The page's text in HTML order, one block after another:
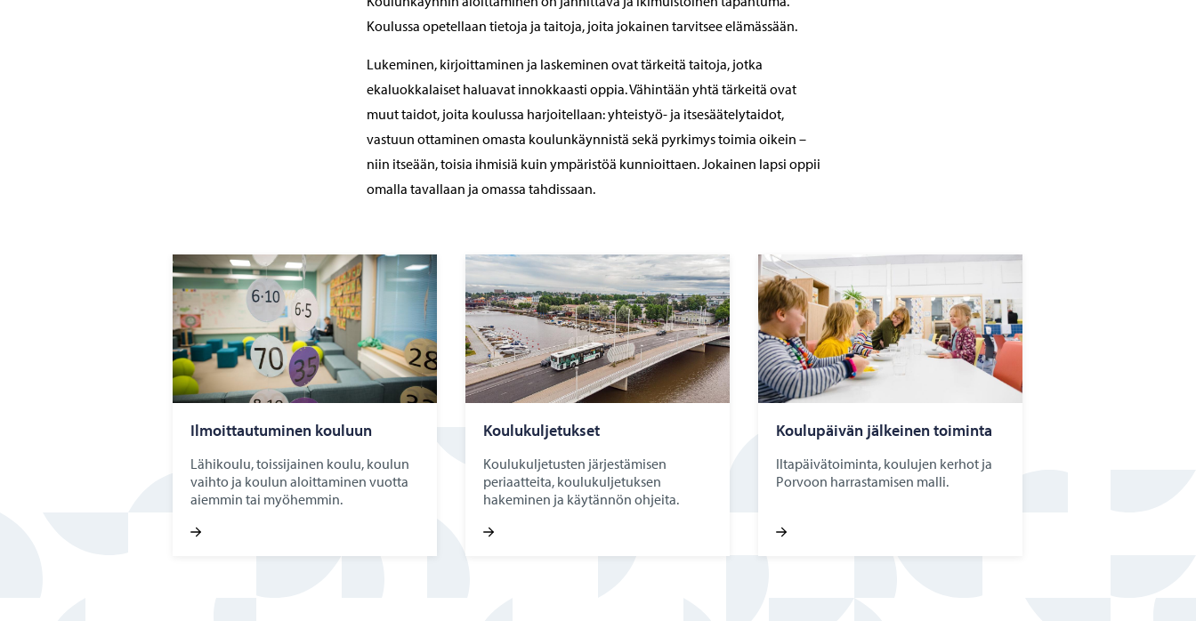
Koulussa opetellaan tietoja ja taitoja, joita jokainen tarvitsee elämässään.
Lukeminen, kirjoittaminen ja laskeminen ovat tärkeitä taitoja, jotka
ekaluokkalaiset haluavat innokkaasti oppia. Vähintään yhtä tärkeitä ovat
muut taidot, joita koulussa harjoitellaan: yhteistyö- ja itsesäätelytaidot,
vastuun ottaminen omasta koulunkäynnistä sekä pyrkimys toimia oikein –
niin itseään, toisia ihmisiä kuin ympäristöä kunnioittaen. Jokainen lapsi oppii
omalla tavallaan ja omassa tahdissaan.
Il­moit­tau­tu­mi­nen kou­luun
Lähikoulu, toissijainen koulu, koulun
vaihto ja koulun aloittaminen vuotta
aiemmin tai myöhemmin.
Kou­lu­kul­je­tuk­set
Koulukuljetusten järjestämisen
periaatteita, koulukuljetuksen
hakeminen ja käytännön ohjeita.
Kou­lu­päi­vän jäl­kei­nen toi­min­ta
Iltapäivätoiminta, koulujen kerhot ja
Porvoon harrastamisen malli.